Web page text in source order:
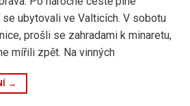
ubytovali ve Valticích. V sobotu
prošli se zahradami k minaretu,
mířili zpět. Na vinných
→